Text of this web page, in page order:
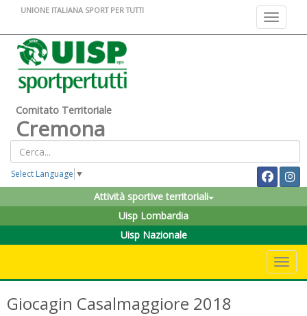
Toggle
UNIONE ITALIANA SPORT PER TUTTI
Comitato Territoriale
Cremona
Select Language ▼
Attività sportive territoriali
Uisp Lombardia
Uisp Nazionale
Giocagin Casalmaggiore 2018